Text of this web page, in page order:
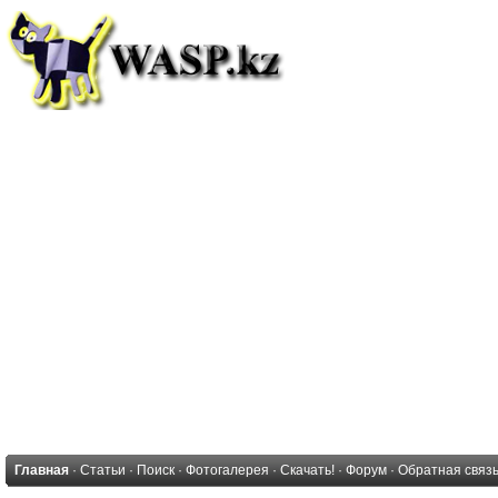
Главная · Статьи · Поиск · Фотогалерея · Скачать! · Форум · Обратная связь